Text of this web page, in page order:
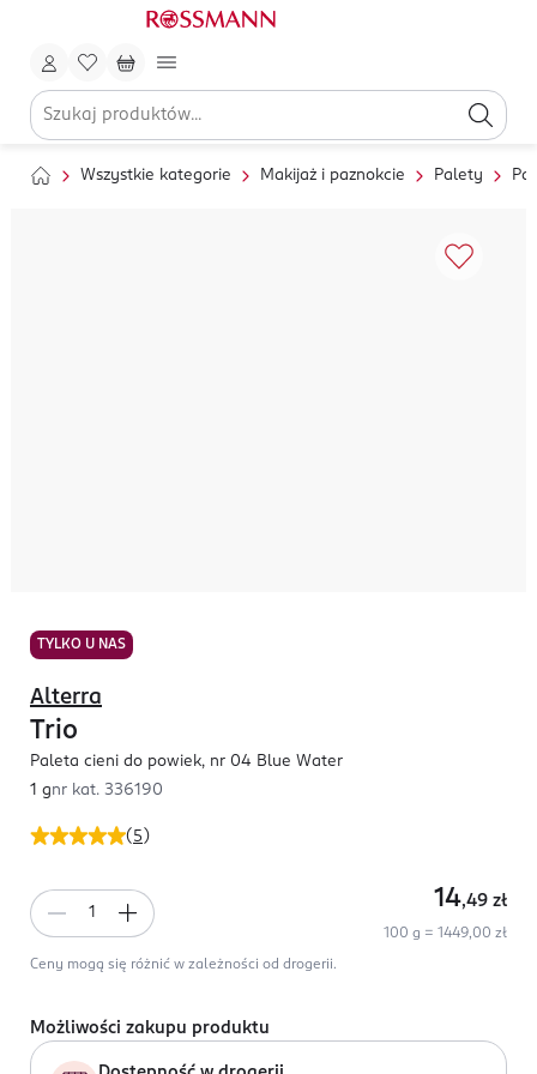
Wszystkie kategorie Makijaż i paznokcie Palety
TYLKO U NAS
( 5 )
Alterra
Trio
Paleta cieni do powiek, nr 04 Blue Water
1 gnr kat. 336190
14,49 zł
100 g = 1449,00 zł
Ceny mogą się różnić w zależności od drogerii.
Możliwości zakupu produktu